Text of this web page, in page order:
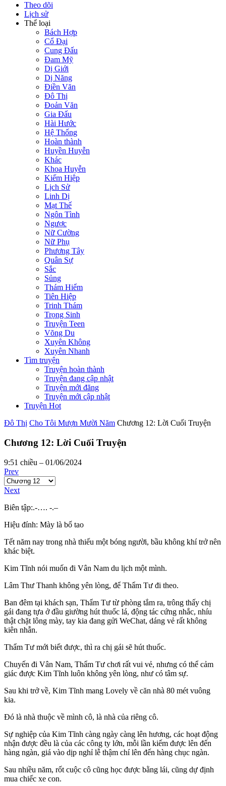
Theo dõi
Lịch sử
Thể loại
Bách Hợp
Cổ Đại
Cung Đấu
Đam Mỹ
Dị Giới
Dị Năng
Điền Văn
Đô Thị
Đoản Văn
Gia Đấu
Hài Hước
Hệ Thống
Hoàn thành
Huyền Huyễn
Khác
Khoa Huyễn
Kiếm Hiệp
Lịch Sử
Linh Dị
Mạt Thế
Ngôn Tình
Ngược
Nữ Cường
Nữ Phụ
Phương Tây
Quân Sự
Sắc
Sủng
Thám Hiểm
Tiên Hiệp
Trinh Thám
Trọng Sinh
Truyện Teen
Võng Du
Xuyên Không
Xuyên Nhanh
Tìm truyện
Truyện hoàn thành
Truyện đang cập nhật
Truyện mới đăng
Truyện mới cập nhật
Truyện Hot
Đô Thị Cho Tôi Mượn Mười Năm Chương 12: Lời Cuối Truyện
Chương 12: Lời Cuối Truyện
9:51 chiều – 01/06/2024
Prev
Next
Biên tập:.-…. -.–
Hiệu đính: Mày là bố tao
Tết năm nay trong nhà thiếu một bóng người, bầu không khí trở nên
khác biệt.
Kim Tĩnh nói muốn đi Vân Nam du lịch một mình.
Lâm Thư Thanh không yên lòng, để Thẩm Tư đi theo.
Ban đêm tại khách sạn, Thẩm Tư từ phòng tắm ra, trông thấy chị
gái đang tựa ở đầu giường hút thuốc lá, động tác cứng nhắc, nhíu
thật chặt lông mày, tay kia đang gửi WeChat, dáng vẻ rất không
kiên nhẫn.
Thẩm Tư mới biết được, thì ra chị gái sẽ hút thuốc.
Chuyến đi Vân Nam, Thẩm Tư chơi rất vui vẻ, nhưng có thể cảm
giác được Kim Tĩnh luôn không yên lòng, như có tâm sự.
Sau khi trở về, Kim Tĩnh mang Lovely về căn nhà 80 mét vuông
kia.
Đó là nhà thuộc về mình cô, là nhà của riêng cô.
Sự nghiệp của Kim Tĩnh càng ngày càng lên hương, các hoạt động
nhận được đều là của các công ty lớn, mỗi lần kiếm được lên đến
hàng ngàn, giá vào dịp nghỉ lễ thậm chí lên đến hàng chục ngàn.
Sau nhiều năm, rốt cuộc cô cũng học được bằng lái, cũng dự định
mua chiếc xe con.